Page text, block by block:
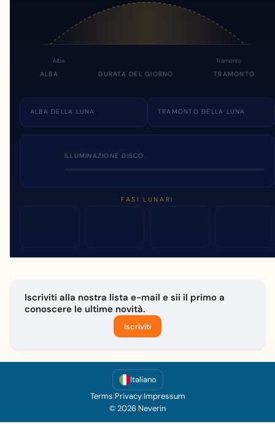
Alba Tramonto
ALBA DURATA DEL GIORNO TRAMONTO
ALBA DELLA LUNA TRAMONTO DELLA LUNA
ILLUMINAZIONE DISCO
FASI LUNARI
Iscriviti alla nostra lista e-mail e sii il primo a
conoscere le ultime novità.
Iscriviti
Italiano
Terms|Privacy|Impressum
© 2026 Neverin